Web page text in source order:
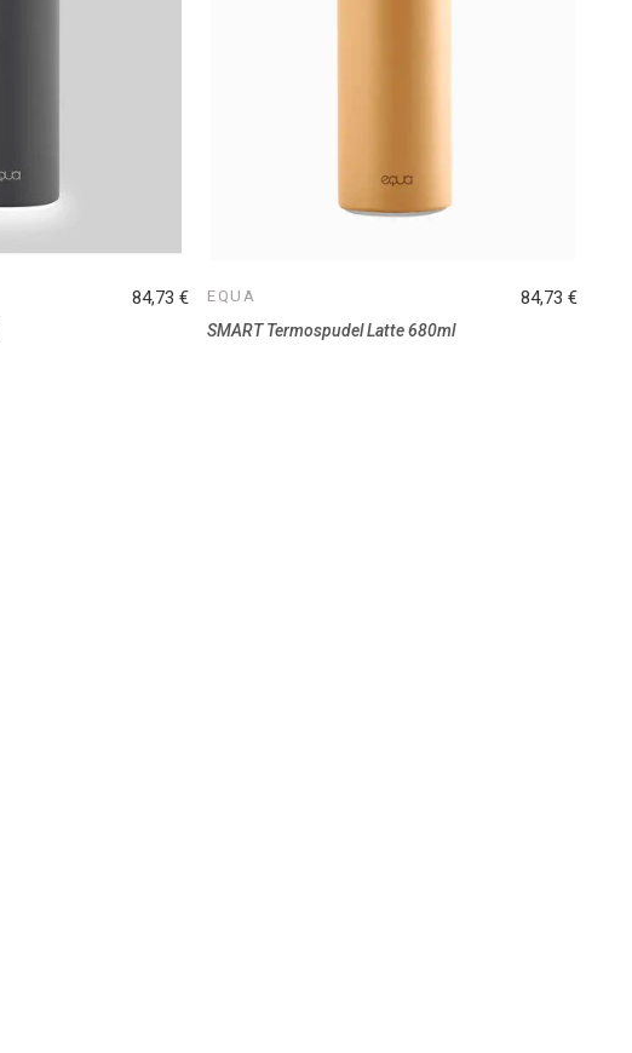
84,73 € EQUA
SMART Termospudel Latte 680ml
84,73 €